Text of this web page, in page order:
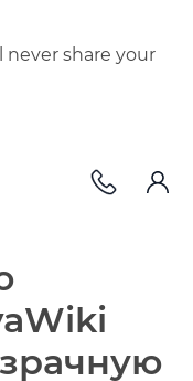
never share your